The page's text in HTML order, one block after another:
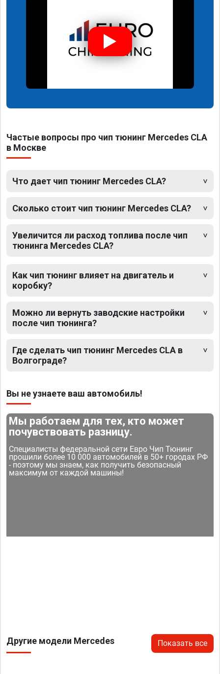
Частые вопросы про чип тюнинг Mercedes CLA
в Москве
Что дает чип тюнинг Mercedes CLA?
Сколько стоит чип тюнинг Mercedes CLA?
Увеличится ли расход топлива после чип
тюнинга Mercedes CLA?
Как чип тюнинг влияет на двигатель и
коробку?
Можно ли вернуть заводские настройки
после чип тюнинга?
Где сделать чип тюнинг Mercedes CLA в
Волгограде?
Вы не узнаете ваш автомобиль!
Мы работаем для тех, кто может
почувствовать разницу.
Специалисты федеральной сети Евро Чип Тюнинг
прошили более 10 000 автомобилей в 50+ городах РФ
- поэтому мы знаем, как получить безопасный
максимум от каждой машины!
Другие модели Mercedes Показать все